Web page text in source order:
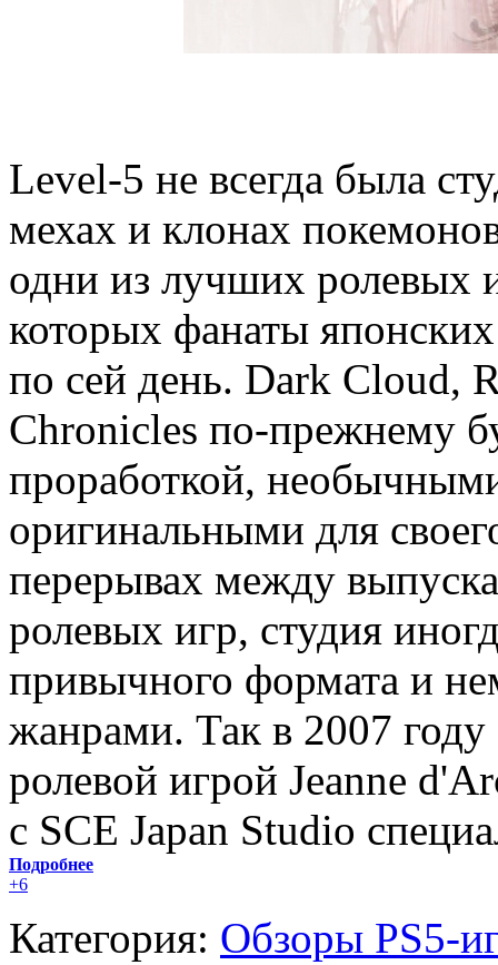
Level-5 не всегда была
мехах и клонах
одни из лучших ролевых
которых фанаты
по сей день. Dark Cloud,
Chronicles по-прежнему
проработкой,
оригинальными для
перерывах между
ролевых игр, студия
привычного формата и
жанрами. Так в 2007 году
ролевой игрой Jeanne
с SCE Japan Studio
Подробнее
+6
Категория: Обзоры PS5-